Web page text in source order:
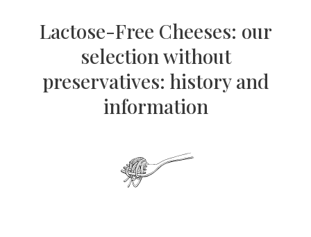
Lactose-Free Cheeses: our
selection without
preservatives: history and
information